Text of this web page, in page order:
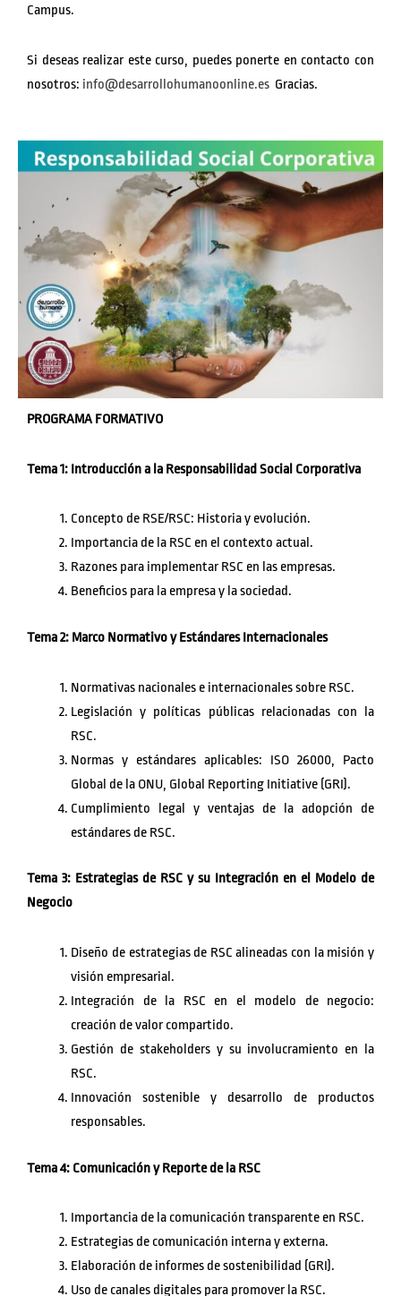
Campus.
Si deseas realizar este curso, puedes ponerte en contacto con
nosotros: info@desarrollohumanoonline.es Gracias.
PROGRAMA FORMATIVO
Tema 1: Introducción a la Responsabilidad Social Corporativa
Concepto de RSE/RSC: Historia y evolución.
Importancia de la RSC en el contexto actual.
Razones para implementar RSC en las empresas.
Beneficios para la empresa y la sociedad.
Tema 2: Marco Normativo y Estándares Internacionales
Normativas nacionales e internacionales sobre RSC.
Legislación y políticas públicas relacionadas con la
RSC.
Normas y estándares aplicables: ISO 26000, Pacto
Global de la ONU, Global Reporting Initiative (GRI).
Cumplimiento legal y ventajas de la adopción de
estándares de RSC.
Tema 3: Estrategias de RSC y su Integración en el Modelo de
Negocio
Diseño de estrategias de RSC alineadas con la misión y
visión empresarial.
Integración de la RSC en el modelo de negocio:
creación de valor compartido.
Gestión de stakeholders y su involucramiento en la
RSC.
Innovación sostenible y desarrollo de productos
responsables.
Tema 4: Comunicación y Reporte de la RSC
Importancia de la comunicación transparente en RSC.
Estrategias de comunicación interna y externa.
Elaboración de informes de sostenibilidad (GRI).
Uso de canales digitales para promover la RSC.